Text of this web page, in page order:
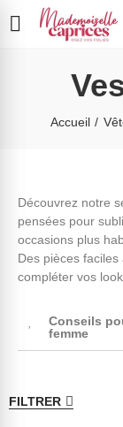
Accueil
Découvrez notre
pensées pour
occasions plus
Des pièces
compléter vos
Conseils
femme
FILTRER